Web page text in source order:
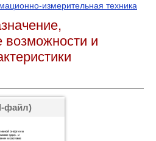
измерительная техника
и
файл)